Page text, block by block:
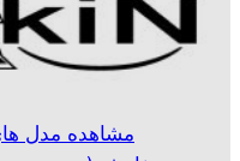
مشاهده مدل